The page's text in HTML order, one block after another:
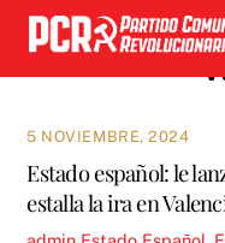
Skip
content
5 NOVIEMBRE, 2024
Estado español: le
estalla la ira en